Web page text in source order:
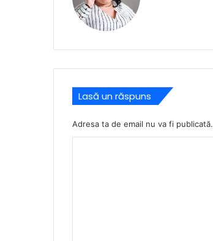
Lasă un răspuns
Adresa ta de email nu va fi publicată.